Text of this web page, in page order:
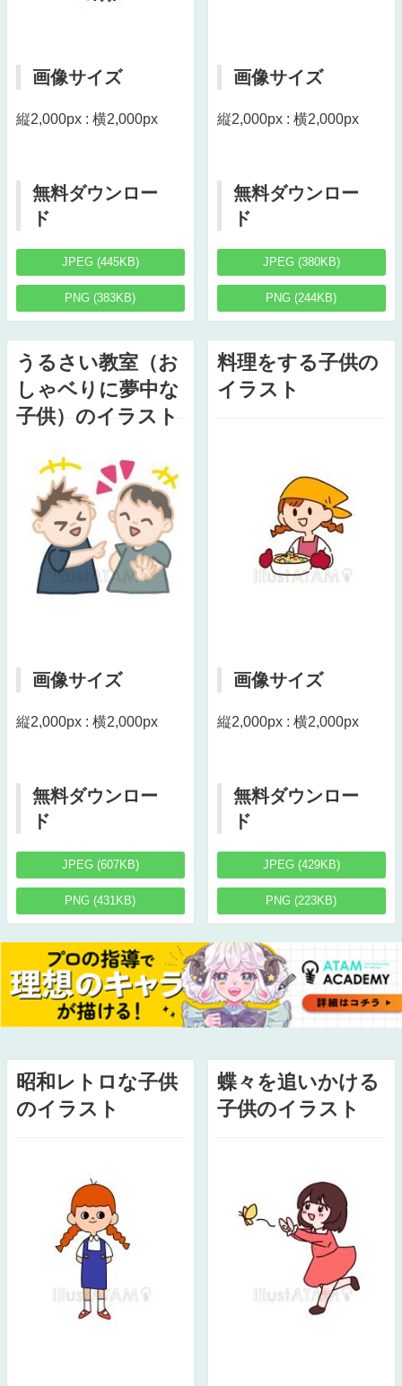
画像サイズ
縦2,000px : 横2,000px
無料ダウンロー
ド
JPEG (445KB)
PNG (383KB)
画像サイズ
縦2,000px : 横2,000px
無料ダウンロー
ド
JPEG (380KB)
PNG (244KB)
うるさい教室（お
しゃベりに夢中な
子供）のイラスト
画像サイズ
縦2,000px : 横2,000px
無料ダウンロー
ド
JPEG (607KB)
PNG (431KB)
料理をする子供の
イラスト
画像サイズ
縦2,000px : 横2,000px
無料ダウンロー
ド
JPEG (429KB)
PNG (223KB)
昭和レトロな子供
のイラスト
蝶々を追いかける
子供のイラスト